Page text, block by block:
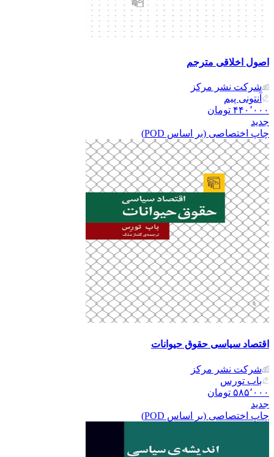
اصول اخلاقی مترجم
شرکت نشر مرکز
آنتونی پیم
۴۴۰٬۰۰۰ تومان
جدید
چاپ اختصاصی (بر اساس POD)
اقتصاد سیاسی حقوق حیوانات
شرکت نشر مرکز
باب تورس
۵۸۵٬۰۰۰ تومان
جدید
چاپ اختصاصی (بر اساس POD)